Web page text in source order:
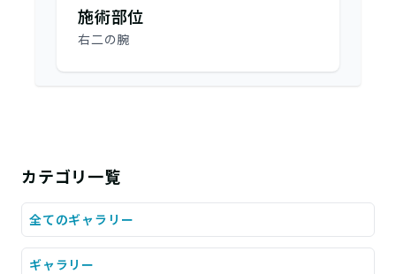
施術部位
右二の腕
カテゴリ一覧
全てのギャラリー
ギャラリー